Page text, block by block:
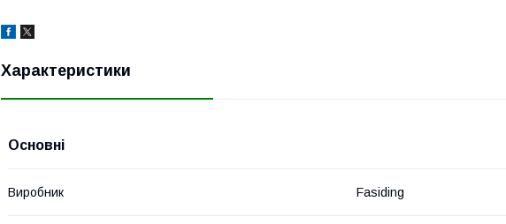
Характеристики
Основні
Виробник Fasiding